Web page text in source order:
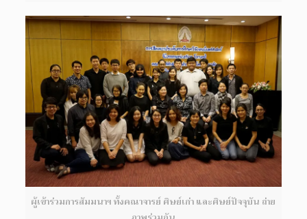
ผู้เข้าร่วมการสัมมนาฯ ทั้งคณาจารย์ ศิษย์เก่า และศิษย์ปัจจุบัน ถ่าย